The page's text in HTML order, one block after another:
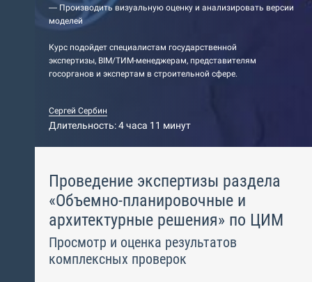
— Производить визуальную оценку и анализировать версии
моделей
Курс подойдет специалистам государственной
экспертизы, BIM/ТИМ-менеджерам, представителям
госорганов и экспертам в строительной сфере.
Сергей Сербин
Длительность: 4 часа 11 минут
Проведение экспертизы раздела
«Объемно-планировочные и
архитектурные решения» по ЦИМ
Просмотр и оценка результатов
комплексных проверок